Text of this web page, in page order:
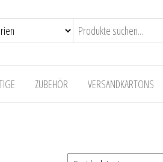
ZUBEHÖR VERSANDKARTONS